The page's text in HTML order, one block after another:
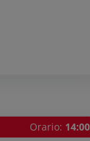
Orario: 14:00